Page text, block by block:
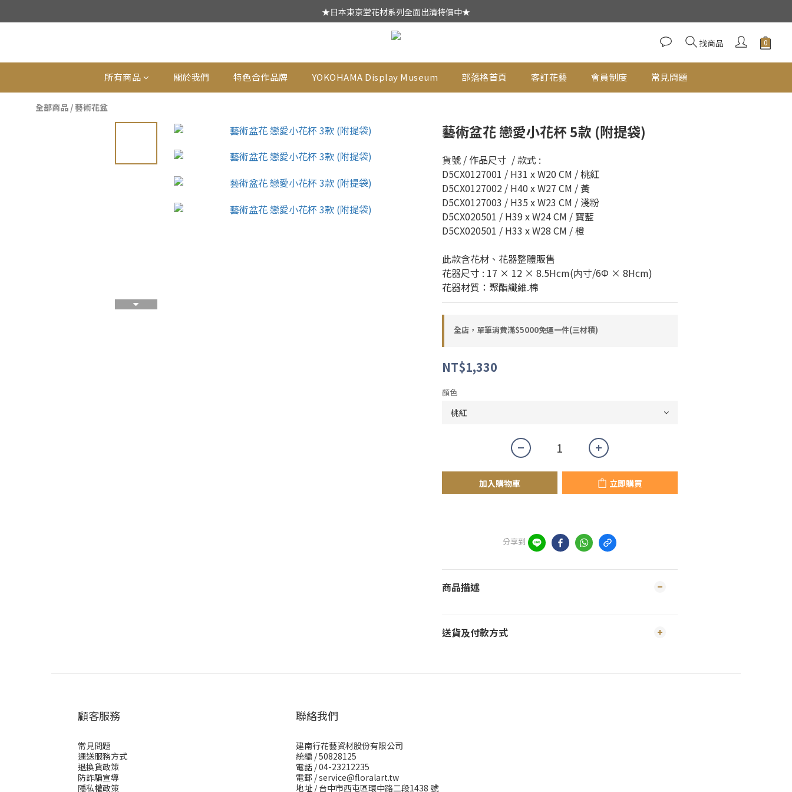
★日本東京堂花材系列全面出清特價中★
★日本東京堂花材系列全面出清特價中★
新會員綁定Line好友登入首次消費$1500現折$50元
★日本東京堂花材系列全面出清特價中★
找商品
所有商品 關於我們 特色合作品牌 YOKOHAMA Display Museum 部落格首頁 客訂花藝 會員制度 常見問題
全部商品 /藝術花盆
藝術盆花 戀愛小花杯 5款 (附提袋)
貨號 / 作品尺寸  / 款式 :
D5CX0127001 / H31 x W20 CM / 桃紅
D5CX0127002 / H40 x W27 CM / 黃
D5CX0127003 / H35 x W23 CM / 淺粉
D5CX020501 / H39 x W24 CM / 寶藍
D5CX020501 / H33 x W28 CM / 橙
此款含花材、花器整體販售
花器尺寸 : 17 × 12 × 8.5Hcm(内寸/6Φ × 8Hcm)
花器材質：聚酯纖維.棉
全店，單筆消費滿$5000免運一件(三材積)
NT$1,330
顏色
加入購物車 立即購買
分享到
商品描述
送貨及付款方式
立即購買
顧客服務
常見問題
運送服務方式
退換貨政策
防詐騙宣導
隱私權政策
聯絡我們
建南行花藝資材股份有限公司
統編 / 50828125
電話 / 04-23212235
電郵 /service@floralart.tw
地址 / 台中市西屯區環中路二段1438 號